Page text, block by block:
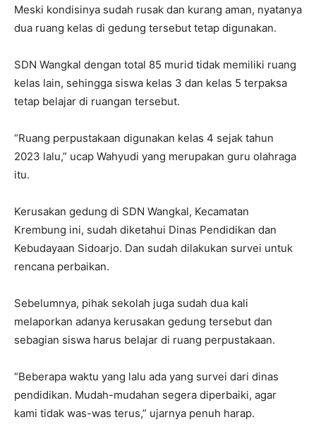
Meski kondisinya sudah rusak dan kurang aman, nyatanya
dua ruang kelas di gedung tersebut tetap digunakan.
SDN Wangkal dengan total 85 murid tidak memiliki ruang
kelas lain, sehingga siswa kelas 3 dan kelas 5 terpaksa
tetap belajar di ruangan tersebut.
“Ruang perpustakaan digunakan kelas 4 sejak tahun
2023 lalu,” ucap Wahyudi yang merupakan guru olahraga
itu.
Kerusakan gedung di SDN Wangkal, Kecamatan
Krembung ini, sudah diketahui Dinas Pendidikan dan
Kebudayaan Sidoarjo. Dan sudah dilakukan survei untuk
rencana perbaikan.
Sebelumnya, pihak sekolah juga sudah dua kali
melaporkan adanya kerusakan gedung tersebut dan
sebagian siswa harus belajar di ruang perpustakaan.
“Beberapa waktu yang lalu ada yang survei dari dinas
pendidikan. Mudah-mudahan segera diperbaiki, agar
kami tidak was-was terus,” ujarnya penuh harap.